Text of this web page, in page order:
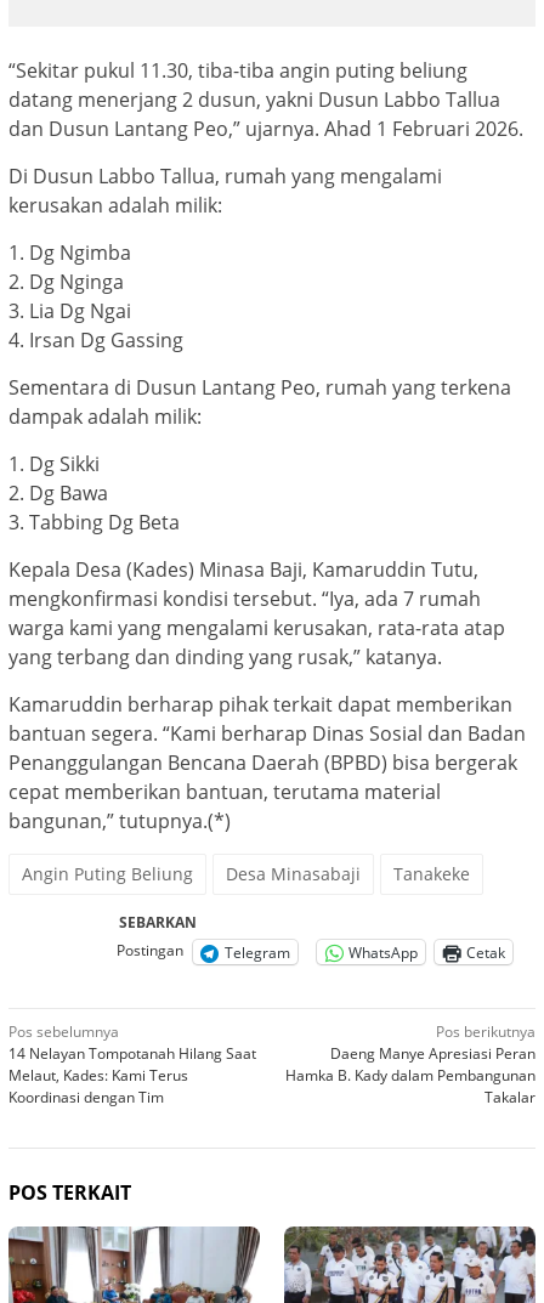
“Sekitar pukul 11.30, tiba-tiba angin puting beliung
datang menerjang 2 dusun, yakni Dusun Labbo Tallua
dan Dusun Lantang Peo,” ujarnya. Ahad 1 Februari 2026.
Di Dusun Labbo Tallua, rumah yang mengalami
kerusakan adalah milik:
1. Dg Ngimba
2. Dg Nginga
3. Lia Dg Ngai
4. Irsan Dg Gassing
Sementara di Dusun Lantang Peo, rumah yang terkena
dampak adalah milik:
1. Dg Sikki
2. Dg Bawa
3. Tabbing Dg Beta
Kepala Desa (Kades) Minasa Baji, Kamaruddin Tutu,
mengkonfirmasi kondisi tersebut. “Iya, ada 7 rumah
warga kami yang mengalami kerusakan, rata-rata atap
yang terbang dan dinding yang rusak,” katanya.
Kamaruddin berharap pihak terkait dapat memberikan
bantuan segera. “Kami berharap Dinas Sosial dan Badan
Penanggulangan Bencana Daerah (BPBD) bisa bergerak
cepat memberikan bantuan, terutama material
bangunan,” tutupnya.(*)
Angin Puting Beliung Desa Minasabaji Tanakeke
SEBARKAN
Postingan
Telegram WhatsApp Cetak
Navigasi
pos
Pos sebelumnya
14 Nelayan Tompotanah Hilang Saat
Melaut, Kades: Kami Terus
Koordinasi dengan Tim
Pos berikutnya
Daeng Manye Apresiasi Peran
Hamka B. Kady dalam Pembangunan
Takalar
POS TERKAIT